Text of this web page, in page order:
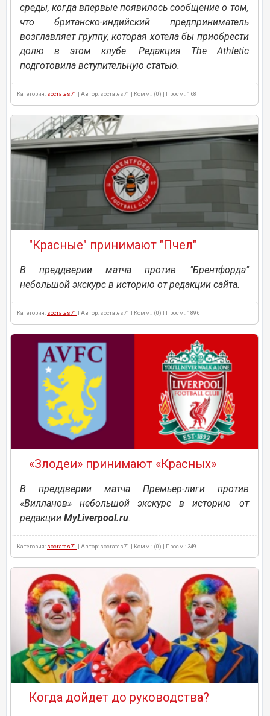
среды, когда впервые появилось сообщение о том,
что британско-индийский предприниматель
возглавляет группу, которая хотела бы приобрести
долю в этом клубе. Редакция The Athletic
подготовила вступительную статью.
Категория: socrates71 | Автор: socrates71 | Комм.: (0) | Просм.: 168
"Красные" принимают "Пчел"
В преддверии матча против "Брентфорда"
небольшой экскурс в историю от редакции сайта.
Категория: socrates71 | Автор: socrates71 | Комм.: (0) | Просм.: 1896
«Злодеи» принимают «Красных»
В преддверии матча Премьер-лиги против
«Вилланов» небольшой экскурс в историю от
редакции MyLiverpool.ru.
Категория: socrates71 | Автор: socrates71 | Комм.: (0) | Просм.: 349
Когда дойдет до руководства?